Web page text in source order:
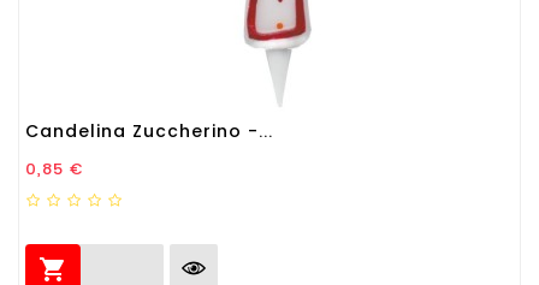
Candelina Zuccherino -...
Prezzo
0,85 €
